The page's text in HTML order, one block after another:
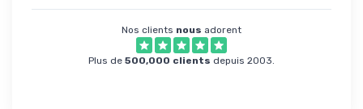
Nos clients nous adorent
Plus de 500,000 clients depuis 2003.